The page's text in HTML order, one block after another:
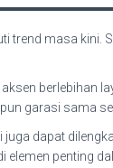
trend masa kini.
berlebihan
garasi sama
dapat
elemen penting